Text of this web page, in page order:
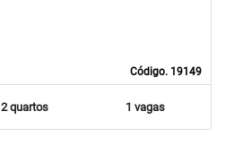
Código. 19149
2 quartos 1 vagas